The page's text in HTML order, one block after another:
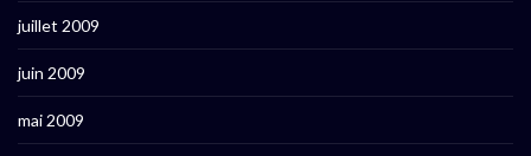
juillet 2009
juin 2009
mai 2009